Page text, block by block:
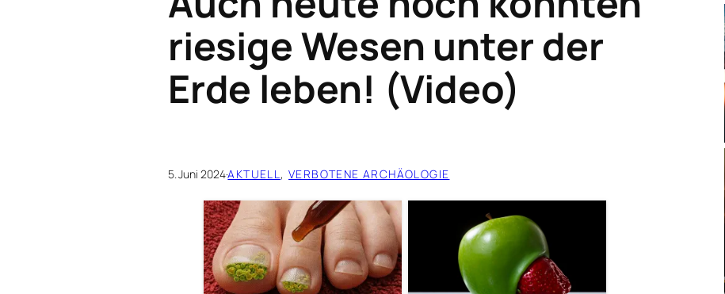
riesige Wesen unter der
Erde leben! (Video)
5. Juni 2024·AKTUELL, VERBOTENE ARCHÄOLOGIE